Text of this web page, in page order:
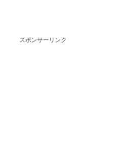
スポンサーリンク